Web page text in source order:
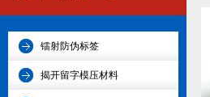
镭射防伪标签
揭开留字模压材料